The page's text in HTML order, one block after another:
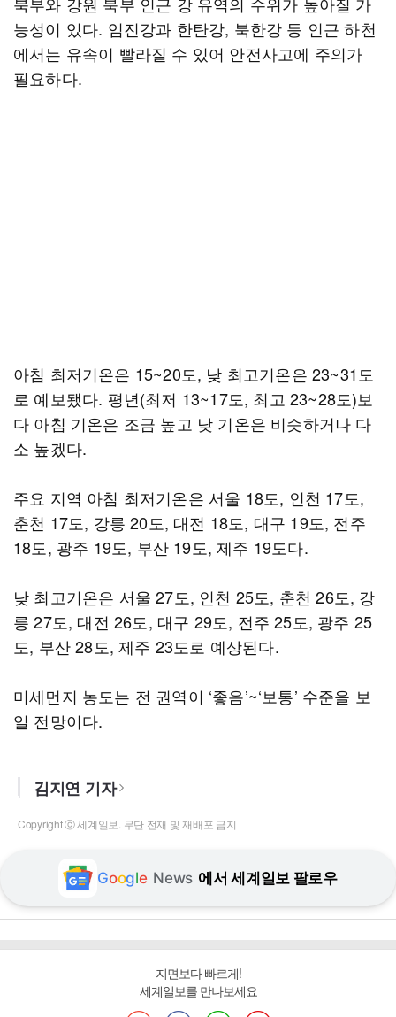
능성이 있다. 임진강과 한탄강, 북한강 등 인근 하천
에서는 유속이 빨라질 수 있어 안전사고에 주의가
필요하다.
아침 최저기온은 15~20도, 낮 최고기온은 23~31도
로 예보됐다. 평년(최저 13~17도, 최고 23~28도)보
다 아침 기온은 조금 높고 낮 기온은 비슷하거나 다
소 높겠다.
주요 지역 아침 최저기온은 서울 18도, 인천 17도,
춘천 17도, 강릉 20도, 대전 18도, 대구 19도, 전주
18도, 광주 19도, 부산 19도, 제주 19도다.
낮 최고기온은 서울 27도, 인천 25도, 춘천 26도, 강
릉 27도, 대전 26도, 대구 29도, 전주 25도, 광주 25
도, 부산 28도, 제주 23도로 예상된다.
미세먼지 농도는 전 권역이 ‘좋음’~‘보통’ 수준을 보
일 전망이다.
김지연 기자
Copyright ⓒ 세계일보. 무단 전재 및 재배포 금지
Google News 에서 세계일보 팔로우
지면보다 빠르게!
세계일보를 만나보세요